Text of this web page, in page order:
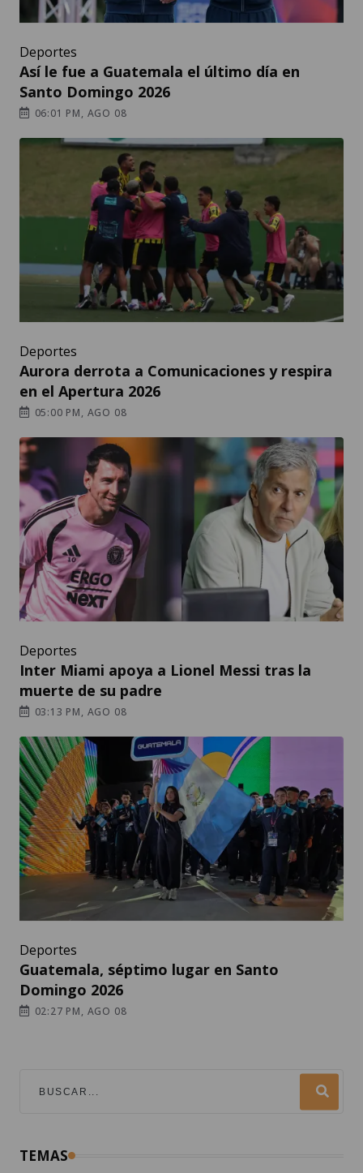
Deportes
Así le fue a Guatemala el último día en
Santo Domingo 2026
06:01 PM, AGO 08
Deportes
Aurora derrota a Comunicaciones y respira
en el Apertura 2026
05:00 PM, AGO 08
Deportes
Inter Miami apoya a Lionel Messi tras la
muerte de su padre
03:13 PM, AGO 08
Deportes
Guatemala, séptimo lugar en Santo
Domingo 2026
02:27 PM, AGO 08
TEMAS